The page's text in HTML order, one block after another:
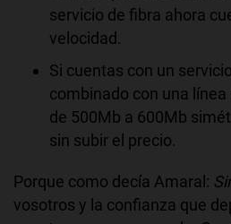
servicio de fibra ahora
velocidad.
Si cuentas con un
combinado con una
de 500Mb a 600Mb
sin subir el precio.
Porque como decía Amaral:
vosotros y la confianza que